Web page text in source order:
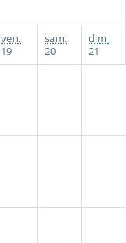
ven.
19
sam.
20
dim.
21